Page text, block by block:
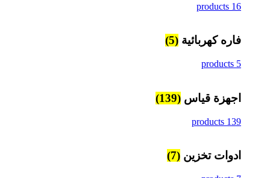
16 products
فاره كهربائية (5)
5 products
اجهزة قياس (139)
139 products
ادوات تخزين (7)